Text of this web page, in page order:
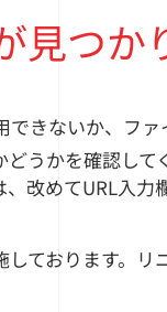
見つか
きないか、フ
うかを確認して
改めてURL入力
ております。リ